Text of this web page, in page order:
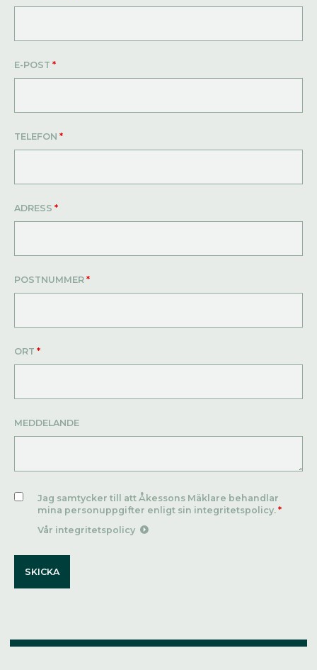
E-POST *
TELEFON *
ADRESS *
POSTNUMMER *
ORT *
MEDDELANDE
Jag samtycker till att Åkessons Mäklare behandlar
mina personuppgifter enligt sin integritetspolicy. *
Vår integritetspolicy